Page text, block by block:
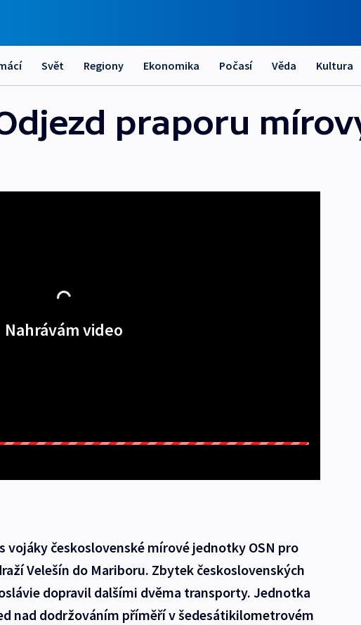
Svět Regiony Ekonomika Počasí Věda Kultura
praporu
Nahrávám video
vojáky československé mírové jednotky OSN pro
Velešín do Mariboru. Zbytek československých
dopravil dalšími dvěma transporty. Jednotka
nad dodržováním příměří v šedesátikilometrovém